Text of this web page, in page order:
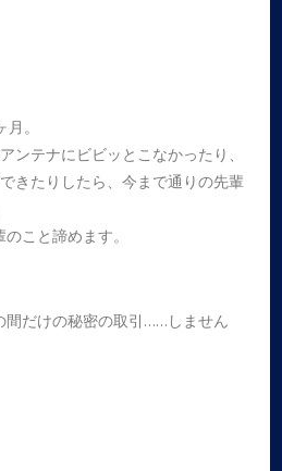
。
ンテナにビビッとこなかったり、
きたりしたら、今まで通りの先輩
こと諦めます。
間だけの秘密の取引……しません